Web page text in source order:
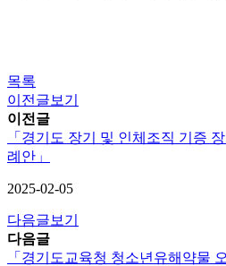
목록
이전글보기
이전글
「경기도 장기 및 인체조직 기증
례안」
2025-02-05
다음글보기
다음글
「경기도교육청 청소년유해약물